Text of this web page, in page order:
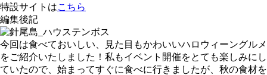
特設サイトはこちら
編集後記
今回は食べておいしい、見た目もかわいいハロウィーングルメ
をご紹介いたしました！私もイベント開催をとても楽しみにし
ていたので、始まってすぐに食べに行きましたが、秋の食材を